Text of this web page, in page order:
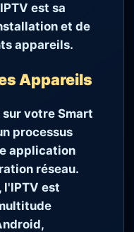
est sa
et de
appareils.
Appareils
votre Smart
processus
application
réseau.
l'IPTV est